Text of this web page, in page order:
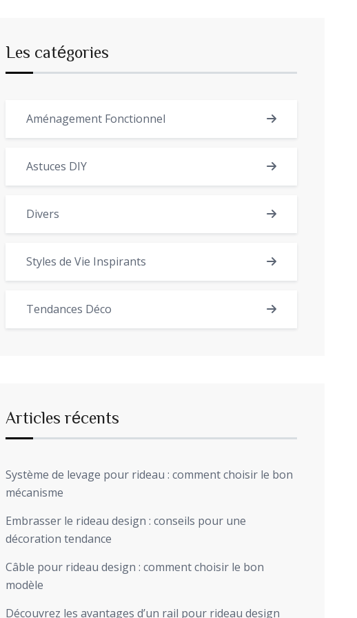
Les catégories
Aménagement Fonctionnel
Astuces DIY
Divers
Styles de Vie Inspirants
Tendances Déco
Articles récents
Système de levage pour rideau : comment choisir le bon
mécanisme
Embrasser le rideau design : conseils pour une
décoration tendance
Câble pour rideau design : comment choisir le bon
modèle
Découvrez les avantages d’un rail pour rideau design